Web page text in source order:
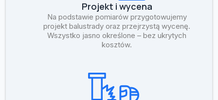
Projekt i wycena
Na podstawie pomiarów przygotowujemy
projekt balustrady oraz przejrzystą wycenę.
Wszystko jasno określone – bez ukrytych
kosztów.